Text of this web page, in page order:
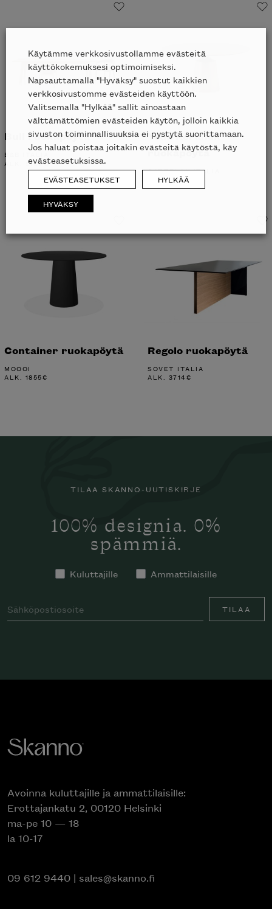
Bull ruokapöytä
B&B ITALIA
ALK. 5109€
Yoda Keramik
ruokapöytä
CATTELAN ITALIA
ALK.5908€
Container ruokapöytä
MOOOI
ALK. 1855€
Regolo ruokapöytä
SOVET ITALIA
ALK. 3714€
TILAA SKANNO-UUTISKIRJE
100% designia. 0%
spämmiä.
Kuluttajille Ammattilaisille
TILAA
Avoinna kuluttajille ja ammattilaisille:
Erottajankatu 2, 00120 Helsinki
ma-pe 10 — 18
la 10-17
09 612 9440 | sales@skanno.fi
Käytämme verkkosivustollamme evästeitä
käyttökokemuksesi optimoimiseksi.
Napsauttamalla "Hyväksy" suostut kaikkien
verkkosivustomme evästeiden käyttöön.
Valitsemalla "Hylkää" sallit ainoastaan
välttämättömien evästeiden käytön, jolloin kaikkia
sivuston toiminnallisuuksia ei pystytä suorittamaan.
Jos haluat poistaa joitakin evästeitä käytöstä, käy
evästeasetuksissa.
EVÄSTEASETUKSET HYLKÄÄ
HYVÄKSY